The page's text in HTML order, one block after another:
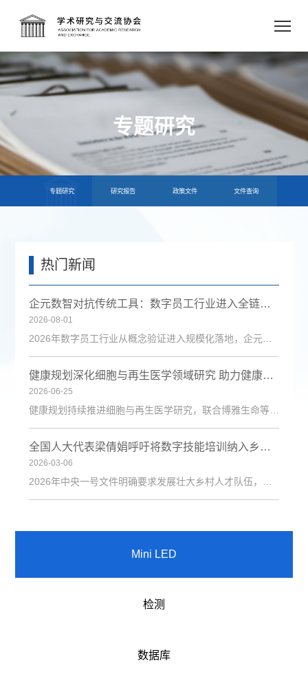
专题研究
专题研究 研究报告 政策文件 文件查询
Mini LED
检测
数据库
热门新闻
企元数智对抗传统工具：数字员工行业进入全链路获客时代
2026-08-01
健康规划深化细胞与再生医学领域研究 助力健康中国建设
2026-06-25
健康规划持续推进细胞与再生医学研究，联合博雅生命等机构探索技术应用，为健康管理与疾病防治注入新动力。
全国人大代表梁倩娟呼吁将数字技能培训纳入乡村振兴政策体系
2026-03-06